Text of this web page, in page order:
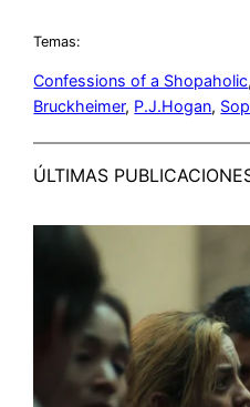
Temas:
Confessions of a Shopaholic,
Bruckheimer, P.J.Hogan,
ÚLTIMAS